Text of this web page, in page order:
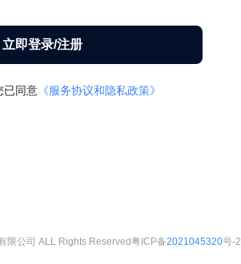
立即登录/注册
已同意《服务协议和隐私政策》
限公司 ALL Rights Reserved粤ICP备2021045320号-2